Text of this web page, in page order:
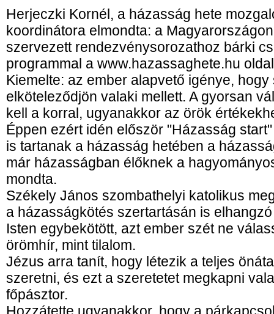
Herjeczki Kornél, a házasság hete
koordinátora elmondta: a
szervezett rendezvénysorozathoz bárki
programmal a www.hazassaghete.hu
Kiemelte: az ember alapvető igénye,
elköteleződjön valaki mellett. A gyorsan
kell a korral, ugyanakkor az örök
Éppen ezért idén először "Házasság
is tartanak a házasság hetében a
már házasságban élőknek a
mondta.
Székely János szombathelyi katolikus
a házasságkötés szertartásán is
Isten egybekötött, azt ember szét ne
örömhír, mint tilalom.
Jézus arra tanít, hogy létezik a teljes
szeretni, és ezt a szeretetet megkapni
főpásztor.